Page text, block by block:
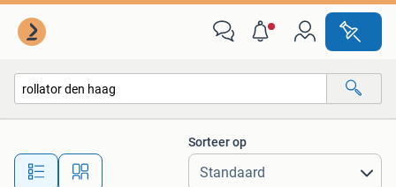
Alle afstanden…
Sorteer op